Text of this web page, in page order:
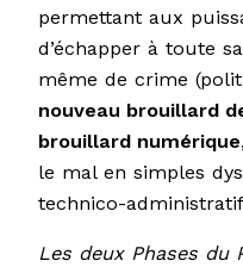
permettant aux
d’échapper à toute
même de crime
nouveau brouillard
brouillard numérique
le mal en simples
technico-
Les deux Phases du